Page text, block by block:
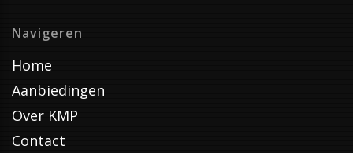
Navigeren
Home
Aanbiedingen
Over KMP
Contact